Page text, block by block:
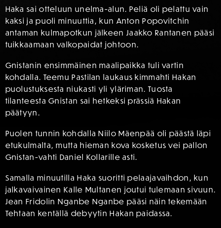
Haka sai otteluun unelma-alun. Peliä oli pelattu vain
kaksi ja puoli minuuttia, kun Anton Popovitchin
antaman kulmapotkun jälkeen Jaakko Rantanen pääsi
tuikkaamaan valkopaidat johtoon.
Gnistanin ensimmäinen maalipaikka tuli vartin
kohdalla. Teemu Pastilan laukaus kimmahti Hakan
puolustuksesta niukasti yli yläriman. Tuosta
tilanteesta Gnistan sai hetkeksi prässiä Hakan
päätyyn.
Puolen tunnin kohdalla Niilo Mäenpää oli päästä läpi
etukulmalta, mutta hieman kova kosketus vei pallon
Gnistan-vahti Daniel Kollarille asti.
Samalla minuutilla Haka suoritti pelaajavaihdon, kun
jalkavaivainen Kalle Multanen joutui tulemaan sivuun.
Jean Fridolin Nganbe Nganbe pääsi näin tekemään
Tehtaan kentällä debyytin Hakan paidassa.